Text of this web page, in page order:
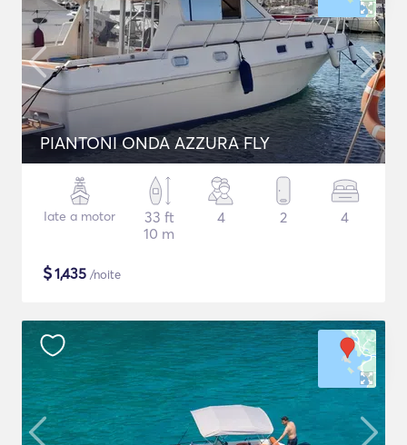
PIANTONI ONDA AZZURA FLY
Iate a motor
33 ft
10 m
4 2 4
$1,435 /noite